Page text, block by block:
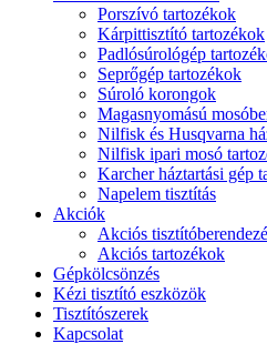
Porszívó tartozékok
Kárpittisztító tartozékok
Padlósúrológép
Seprőgép tartozékok
Súroló korongok
Magasnyomású
Nilfisk és Husqvarna
Nilfisk ipari mosó
Karcher háztartási gép
Napelem tisztítás
Akciók
Akciós
Akciós tartozékok
Gépkölcsönzés
Kézi tisztító eszközök
Tisztítószerek
Kapcsolat